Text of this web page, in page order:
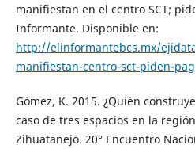
manifiestan en el centro SCT;
Informante. Disponible en:
http://elinformantebcs.mx/
manifiestan-centro-sct-piden-
Gómez, K. 2015. ¿Quién
caso de tres espacios en la
Zihuatanejo. 20° Encuentro